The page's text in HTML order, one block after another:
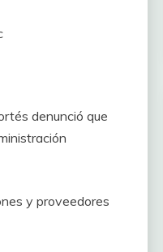
denunció que
y proveedores